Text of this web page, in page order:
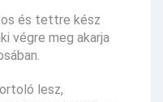
és tettre kész
végre meg akarja
lesz,